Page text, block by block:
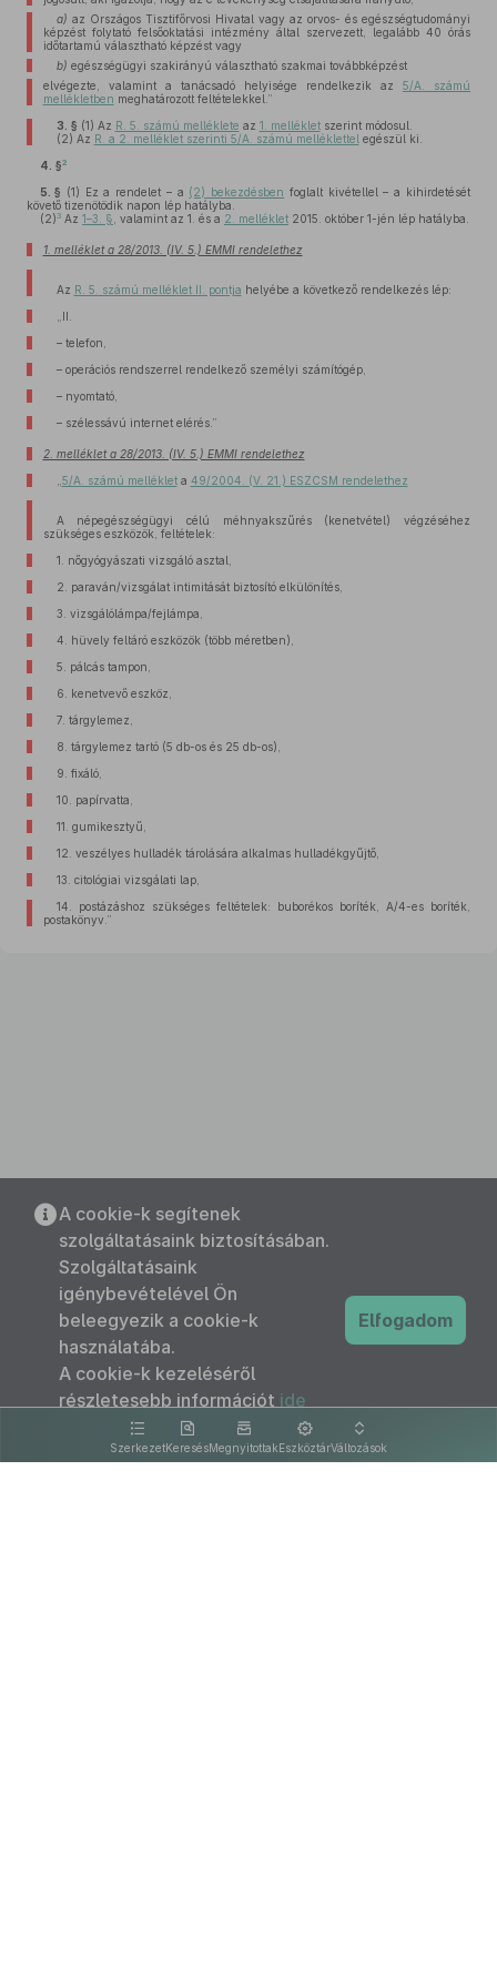
a) az Országos Tisztifőrvosi Hivatal vagy az orvos- és egészségtudományi
képzést folytató felsőoktatási intézmény által szervezett, legalább 40 órás
időtartamú választható képzést vagy
b) egészségügyi szakirányú választható szakmai továbbképzést
elvégezte, valamint a tanácsadó helyisége rendelkezik az 5/A. számú
mellékletben meghatározott feltételekkel.”
3. § (1) Az R. 5. számú melléklete az 1. mellékletszerint módosul.
(2) Az R. a 2. melléklet szerinti 5/A. számú melléklettel egészül ki.
4. §2
5. § (1) Ez a rendelet – a (2) bekezdésben foglalt kivétellel – a kihirdetését
követő tizenötödik napon lép hatályba.
(2) 3 Az 1–3. § , valamint az 1. és a 2. melléklet 2015. október 1-jén lép hatályba.
1. melléklet a 28/2013. (IV. 5.) EMMI rendelethez
Az R. 5. számú melléklet II. pontja helyébe a következő rendelkezés lép:
„II.
– telefon,
– operációs rendszerrel rendelkező személyi számítógép,
– nyomtató,
– szélessávú internet elérés.”
2. melléklet a 28/2013. (IV. 5.) EMMI rendelethez
5/A. számú mellékleta 49/2004. (V. 21.) ESZCSM rendelethez
A népegészségügyi célú méhnyakszűrés (kenetvétel) végzéséhez
szükséges eszközök, feltételek:
1. nőgyógyászati vizsgáló asztal,
2. paraván/vizsgálat intimitását biztosító elkülönítés,
3. vizsgálólámpa/fejlámpa,
4. hüvely feltáró eszközök (több méretben),
5. pálcás tampon,
6. kenetvevő eszköz,
7. tárgylemez,
8. tárgylemez tartó (5 db-os és 25 db-os),
9. fixáló,
10. papírvatta,
11. gumikesztyű,
12. veszélyes hulladék tárolására alkalmas hulladékgyűjtő,
13. citológiai vizsgálati lap,
14. postázáshoz szükséges feltételek: buborékos boríték, A/4-es boríték,
postakönyv.”
SzerkezetKeresésMegnyitottakEszköztárVáltozások
A cookie-k segítenek
szolgáltatásaink biztosításában.
Szolgáltatásaink
igénybevételével Ön
beleegyezik a cookie-k
használatába.
A cookie-k kezeléséről
részletesebb információt ide
kattintva olvashat.
Elfogadom